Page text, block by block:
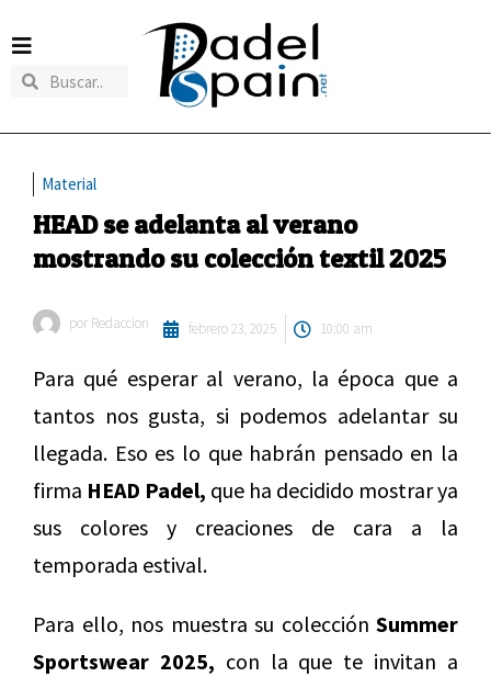
Material
HEAD se adelanta al verano
mostrando su colección textil 2025
por Redaccion febrero 23, 2025 10:00 am
Para qué esperar al verano, la época que a
tantos nos gusta, si podemos adelantar su
llegada. Eso es lo que habrán pensado en la
firma HEAD Padel, que ha decidido mostrar ya
sus colores y creaciones de cara a la
temporada estival.
Para ello, nos muestra su colección Summer
Sportswear 2025, con la que te invitan a